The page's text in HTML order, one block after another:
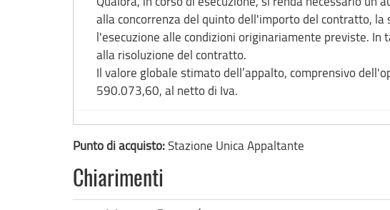
alla concorrenza del quinto dell'importo del contratto,
l'esecuzione alle condizioni originariamente previste.
alla risoluzione del contratto.
Il valore globale stimato dell’appalto, comprensivo
590.073,60, al netto di Iva.
Punto di acquisto:Stazione Unica Appaltante
Chiarimenti